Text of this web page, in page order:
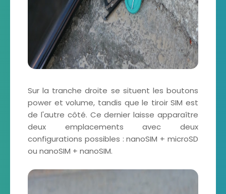
Sur la tranche droite se situent les boutons
power et volume, tandis que le tiroir SIM est
de l'autre côté. Ce dernier laisse apparaître
deux emplacements avec deux
configurations possibles : nanoSIM + microSD
ou nanoSIM + nanoSIM.